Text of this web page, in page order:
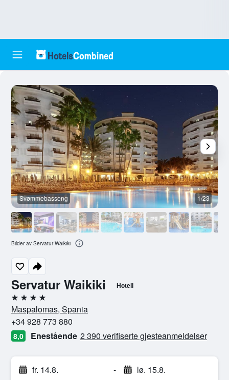
Servatur Waikiki Hotell
4 stjerner
Maspalomas, Spania
+34 928 773 880
8,0 Enestående 2 390 verifiserte gjesteanmeldelser
fr. 14.8. - lø. 15.8.
Svømmebasseng 1/23
Bilder av Servatur Waikiki